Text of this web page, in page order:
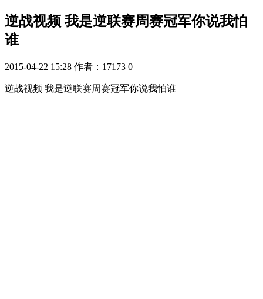
逆战视频 我是逆联赛周赛冠军你说我怕
谁
2015-04-22 15:28 作者：17173 0
逆战视频 我是逆联赛周赛冠军你说我怕谁